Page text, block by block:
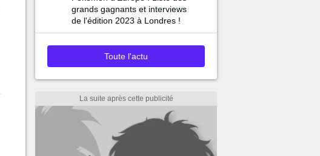
grands gagnants et interviews
de l'édition 2023 à Londres !
Toute l'actu